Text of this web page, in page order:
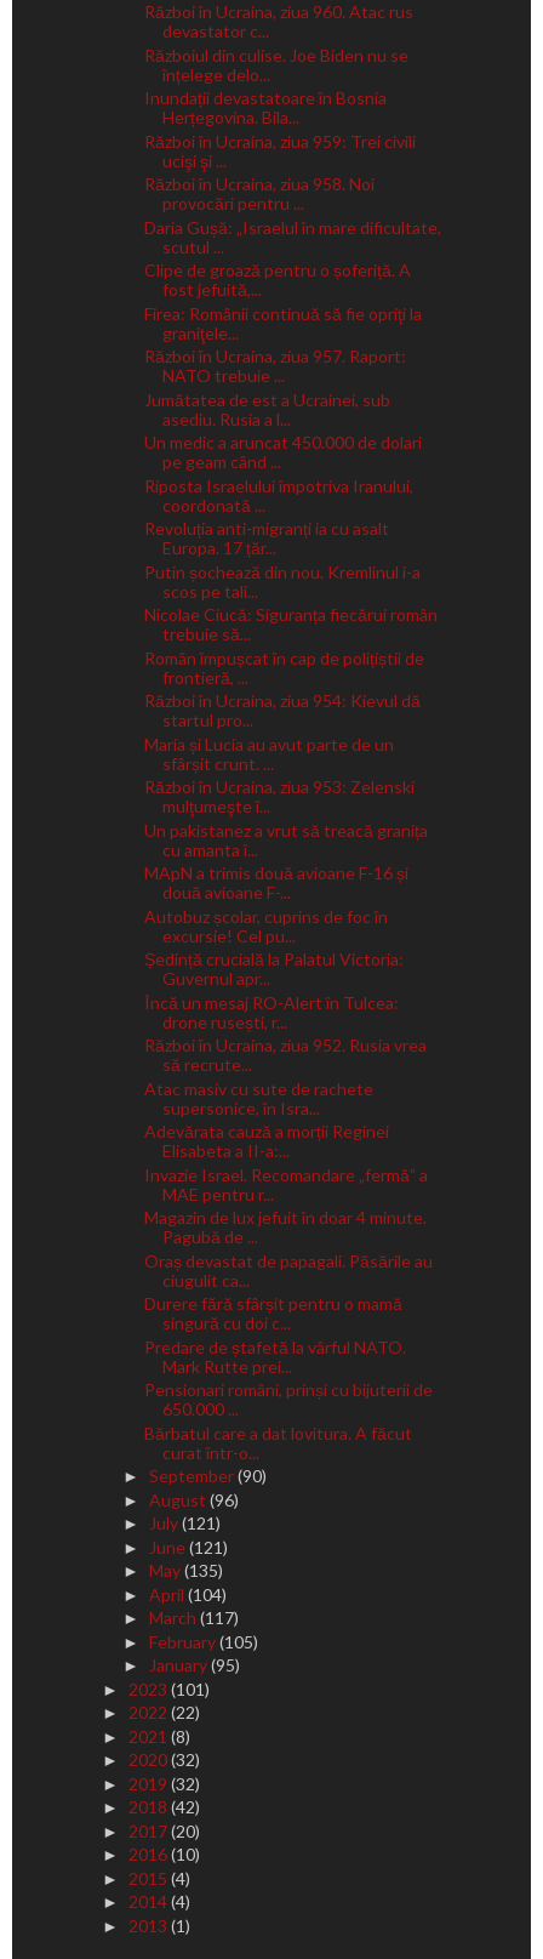
Război în Ucraina, ziua 960. Atac rus
devastator c...
Războiul din culise. Joe Biden nu se
înțelege delo...
Inundații devastatoare în Bosnia
Herțegovina. Bila...
Război în Ucraina, ziua 959: Trei civili
ucişi şi ...
Război în Ucraina, ziua 958. Noi
provocări pentru ...
Daria Gușă: „Israelul în mare dificultate,
scutul ...
Clipe de groază pentru o șoferiță. A
fost jefuită,...
Firea: Românii continuă să fie opriţi la
graniţele...
Război în Ucraina, ziua 957. Raport:
NATO trebuie ...
Jumătatea de est a Ucrainei, sub
asediu. Rusia a l...
Un medic a aruncat 450.000 de dolari
pe geam când ...
Riposta Israelului împotriva Iranului,
coordonată ...
Revoluția anti-migranți ia cu asalt
Europa. 17 țăr...
Putin șochează din nou. Kremlinul i-a
scos pe tali...
Nicolae Ciucă: Siguranța fiecărui român
trebuie să...
Român împușcat în cap de polițiștii de
frontieră, ...
Război în Ucraina, ziua 954: Kievul dă
startul pro...
Maria și Lucia au avut parte de un
sfârșit crunt. ...
Război în Ucraina, ziua 953: Zelenski
mulţumeşte î...
Un pakistanez a vrut să treacă granița
cu amanta î...
MApN a trimis două avioane F-16 și
două avioane F-...
Autobuz școlar, cuprins de foc în
excursie! Cel pu...
Ședință crucială la Palatul Victoria:
Guvernul apr...
Încă un mesaj RO-Alert în Tulcea:
drone rusești, r...
Război în Ucraina, ziua 952. Rusia vrea
să recrute...
Atac masiv cu sute de rachete
supersonice, în Isra...
Adevărata cauză a morții Reginei
Elisabeta a II-a:...
Invazie Israel. Recomandare „fermă” a
MAE pentru r...
Magazin de lux jefuit în doar 4 minute.
Pagubă de ...
Oraș devastat de papagali. Păsările au
ciugulit ca...
Durere fără sfârșit pentru o mamă
singură cu doi c...
Predare de ștafetă la vârful NATO.
Mark Rutte prei...
Pensionari români, prinși cu bijuterii de
650.000 ...
Bărbatul care a dat lovitura. A făcut
curat într-o...
► September(90)
► August (96)
► July(121)
► June(121)
► May(135)
► April (104)
► March (117)
► February(105)
► January(95)
► 2023 (101)
► 2022 (22)
► 2021 (8)
► 2020(32)
► 2019 (32)
► 2018 (42)
► 2017(20)
► 2016(10)
► 2015 (4)
► 2014(4)
► 2013 (1)